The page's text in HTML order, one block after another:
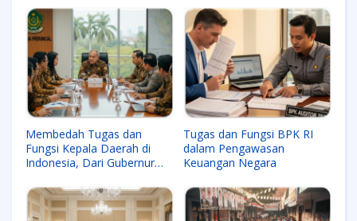
Membedah Tugas dan
Fungsi Kepala Daerah di
Indonesia, Dari Gubernur
Tugas dan Fungsi BPK RI
dalam Pengawasan
Keuangan Negara